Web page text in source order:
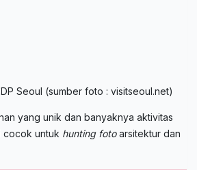
Seoul (sumber foto : visitseoul.net)
yang unik dan banyaknya aktivitas
cocok untuk hunting fotoarsitektur dan